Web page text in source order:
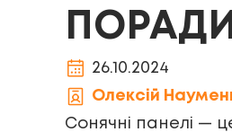
26.10.2024
Олексій
Сонячні панелі —